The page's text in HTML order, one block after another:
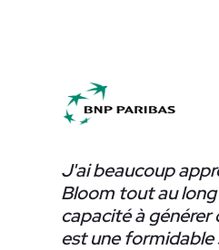
J'ai beaucoup
Bloom tout au
capacité à générer
est une formidable